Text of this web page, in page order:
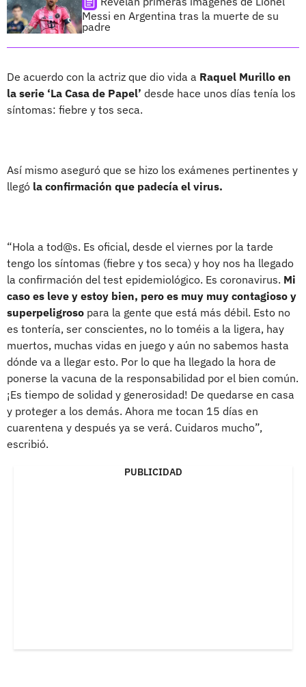
Messi en Argentina tras la muerte de su
padre
De acuerdo con la actriz que dio vida a Raquel Murillo en
la serie ‘La Casa de Papel’ desde hace unos días tenía los
síntomas: fiebre y tos seca.
Así mismo aseguró que se hizo los exámenes pertinentes y
llegó la confirmación que padecía el virus.
“Hola a tod@s. Es oficial, desde el viernes por la tarde
tengo los síntomas (fiebre y tos seca) y hoy nos ha llegado
la confirmación del test epidemiológico. Es coronavirus. Mi
caso es leve y estoy bien, pero es muy muy contagioso y
superpeligroso para la gente que está más débil. Esto no
es tontería, ser conscientes, no lo toméis a la ligera, hay
muertos, muchas vidas en juego y aún no sabemos hasta
dónde va a llegar esto. Por lo que ha llegado la hora de
ponerse la vacuna de la responsabilidad por el bien común.
¡Es tiempo de solidad y generosidad! De quedarse en casa
y proteger a los demás. Ahora me tocan 15 días en
cuarentena y después ya se verá. Cuidaros mucho”,
escribió.
PUBLICIDAD